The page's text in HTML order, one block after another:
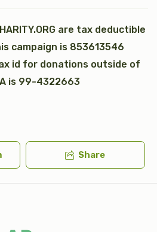
כי תבא
$1,800.00
וילך
are tax deductible
campaign is 853613546
id for donations outside of
is 99-4322663
Share